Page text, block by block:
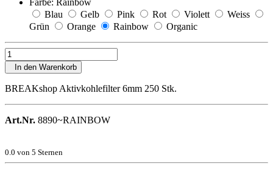
Blau
Gelb Pink Rot Violett
Weiss
Grün
Orange Rainbow Organic
In den Warenkorb
BREAKshop Aktivkohlefilter 6mm 250 Stk.
Art.Nr. 8890~RAINBOW
0.0 von 5 Sternen